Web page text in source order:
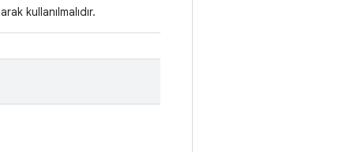
kullanılmalıdır.